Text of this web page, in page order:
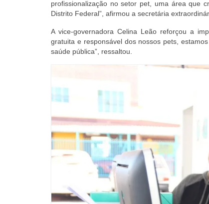
profissionalização no setor pet, uma área que
Distrito Federal”, afirmou a secretária
A vice-governadora Celina Leão reforçou a
gratuita e responsável dos nossos pets,
saúde pública”, ressaltou.